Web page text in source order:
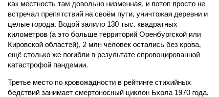
как местность там довольно низменная, и потоп просто не
встречал препятствий на своём пути, уничтожая деревни и
целые города. Водой залило 130 тыс. квадратных
километров (а это больше территорий Оренбургской или
Кировской областей), 2 млн человек остались без крова,
ещё столько же погибли в результате спровоцированной
катастрофой пандемии.
Третье место по кровожадности в рейтинге стихийных
бедствий занимает смертоносный циклон Бхола 1970 года,